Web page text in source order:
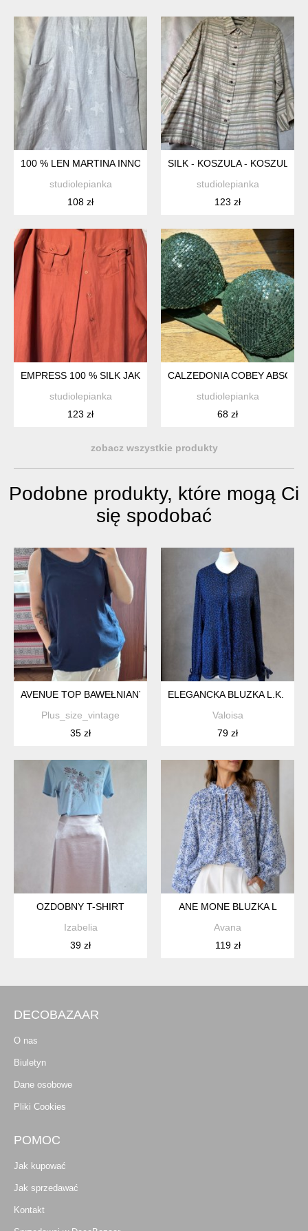
100 % LEN MARTINA INNOCENTII MADE IN ITALY KOBIECA
studiolepianka
108 zł
SILK - KOSZULA -
studiolepianka
123 zł
EMPRESS 100 % SILK JAKOŚCIOWA JEDWABNA KOSZULA
studiolepianka
123 zł
CALZEDONIA COBEY
studiolepianka
68 zł
zobacz wszystkie produkty
Podobne produkty, które mogą Ci
się spodobać
AVENUE TOP BAWEŁNIANY BEZ RĘKAWÓW PLUS SIZE,
Plus_size_vintage
35 zł
ELEGANCKA BLUZKA L.K.
Valoisa
79 zł
OZDOBNY T-SHIRT
Izabelia
39 zł
ANE MONE BLUZKA L
Avana
119 zł
DECOBAZAAR
O nas
Biuletyn
Dane osobowe
Pliki Cookies
POMOC
Jak kupować
Jak sprzedawać
Kontakt